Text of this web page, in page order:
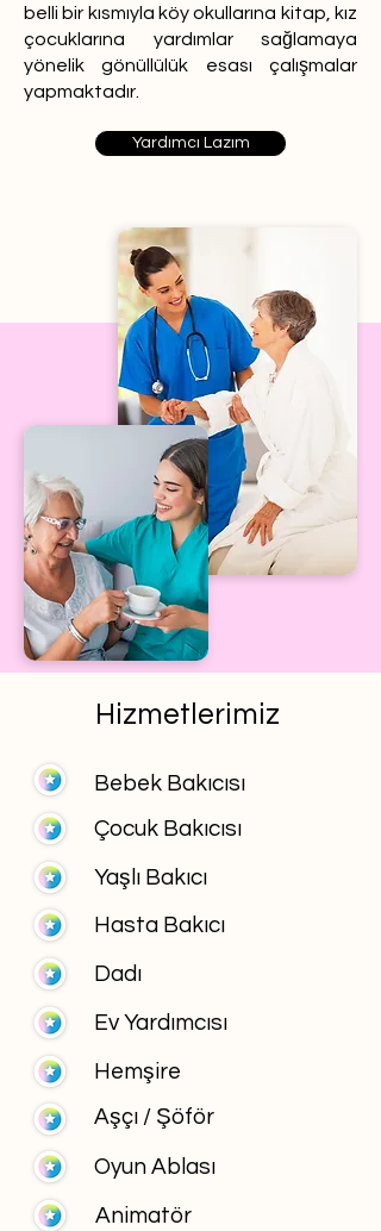
belli bir kısmıyla köy okullarına kitap, kız
çocuklarına yardımlar sağlamaya
yönelik gönüllülük esası çalışmalar
yapmaktadır.
Yardımcı Lazım
Hizmetlerimiz
Bebek Bakıcısı
Çocuk Bakıcısı
Yaşlı Bakıcı
Hasta Bakıcı
Dadı
Ev Yardımcısı
Hemşire
Aşçı / Şöför
Oyun Ablası
Animatör